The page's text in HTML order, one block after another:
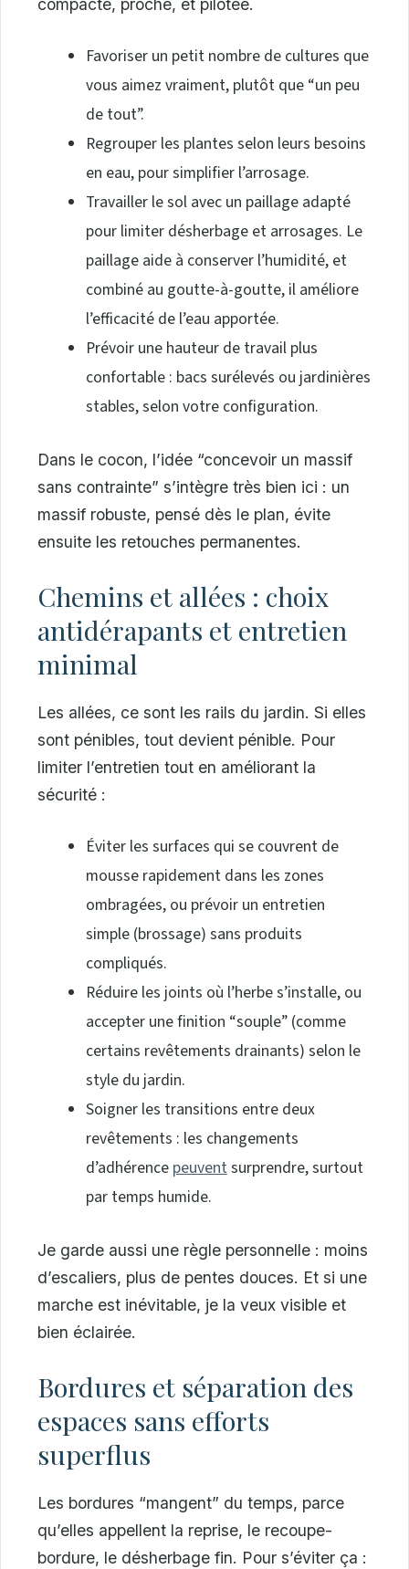
compacte, proche, et pilotée.
Favoriser un petit nombre de cultures que
vous aimez vraiment, plutôt que “un peu
de tout”.
Regrouper les plantes selon leurs besoins
en eau, pour simplifier l’arrosage.
Travailler le sol avec un paillage adapté
pour limiter désherbage et arrosages. Le
paillage aide à conserver l’humidité, et
combiné au goutte-à-goutte, il améliore
l’efficacité de l’eau apportée.
Prévoir une hauteur de travail plus
confortable : bacs surélevés ou jardinières
stables, selon votre configuration.
Dans le cocon, l’idée “concevoir un massif
sans contrainte” s’intègre très bien ici : un
massif robuste, pensé dès le plan, évite
ensuite les retouches permanentes.
Chemins et allées : choix
antidérapants et entretien
minimal
Les allées, ce sont les rails du jardin. Si elles
sont pénibles, tout devient pénible. Pour
limiter l’entretien tout en améliorant la
sécurité :
Éviter les surfaces qui se couvrent de
mousse rapidement dans les zones
ombragées, ou prévoir un entretien
simple (brossage) sans produits
compliqués.
Réduire les joints où l’herbe s’installe, ou
accepter une finition “souple” (comme
certains revêtements drainants) selon le
style du jardin.
Soigner les transitions entre deux
revêtements : les changements
d’adhérence peuventsurprendre, surtout
par temps humide.
Je garde aussi une règle personnelle : moins
d’escaliers, plus de pentes douces. Et si une
marche est inévitable, je la veux visible et
bien éclairée.
Bordures et séparation des
espaces sans efforts
superflus
Les bordures “mangent” du temps, parce
qu’elles appellent la reprise, le recoupe-
bordure, le désherbage fin. Pour s’éviter ça :